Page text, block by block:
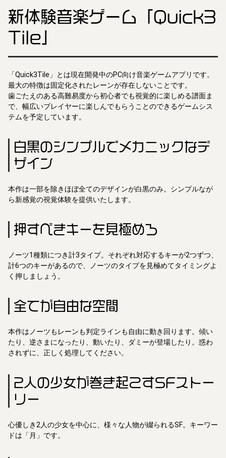
新体験音楽ゲーム「Quick3
Tile」
「Quick3Tile」とは現在開発中のPC向け音楽ゲームアプリです。
最大の特徴は固定化されたレーンが存在しないことです。
歯ごたえのある高難易度から初心者でも視覚的に楽しめる譜面ま
で、幅広いプレイヤーに楽しんでもらうことのできるゲームシス
テムを予定しています。
白黒のシンプルでメカニックなデ
ザイン
本作は一部を除きほぼ全てのデザインが白黒のみ。シンプルなが
ら新感覚の視覚体験を提供いたします。
押すべきキーを見極めろ
ノーツ1種類につき計3タイプ。それぞれ対応するキーが2つずつ、
計6つのキーがあるので、ノーツのタイプを見極めてタイミングよ
く押しましょう。
全てが自由な空間
本作はノーツもレーンも判定ラインも自由に動き回ります。傾い
たり、逆さまになったり、動いたり、ダミーが登場したり。惑わ
されずに、正しく処理してください。
2人の少女が巻き起こすSFストー
リー
心優しき2人の少女を中心に、様々な人物が綴られるSF。キーワー
ドは「月」です。